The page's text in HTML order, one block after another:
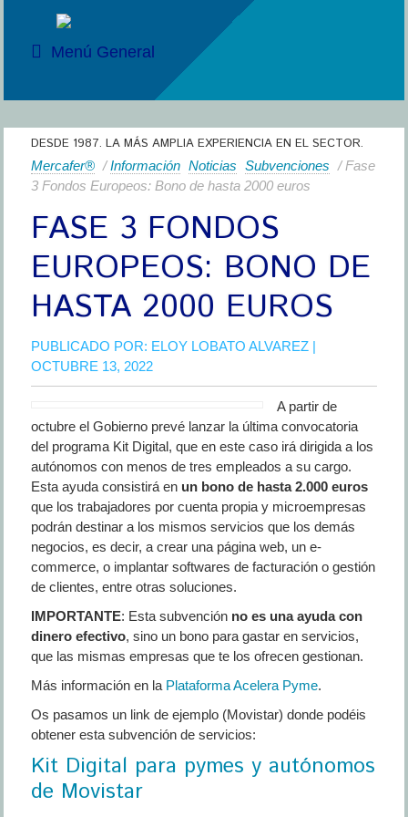
Menú General
DESDE 1987. LA MÁS AMPLIA EXPERIENCIA EN EL SECTOR.
Mercafer® /Información Noticias Subvenciones / Fase
3 Fondos Europeos: Bono de hasta 2000 euros
FASE 3 FONDOS
EUROPEOS: BONO DE
HASTA 2000 EUROS
PUBLICADO POR: ELOY LOBATO ALVAREZ|
OCTUBRE 13, 2022
A partir de
octubre el Gobierno prevé lanzar la última convocatoria
del programa Kit Digital, que en este caso irá dirigida a los
autónomos con menos de tres empleados a su cargo.
Esta ayuda consistirá en un bono de hasta 2.000 euros
que los trabajadores por cuenta propia y microempresas
podrán destinar a los mismos servicios que los demás
negocios, es decir, a crear una página web, un e-
commerce, o implantar softwares de facturación o gestión
de clientes, entre otras soluciones.
IMPORTANTE: Esta subvención no es una ayuda con
dinero efectivo, sino un bono para gastar en servicios,
que las mismas empresas que te los ofrecen gestionan.
Más información en la Plataforma Acelera Pyme.
Os pasamos un link de ejemplo (Movistar) donde podéis
obtener esta subvención de servicios:
Kit Digital para pymes y autónomos
de Movistar